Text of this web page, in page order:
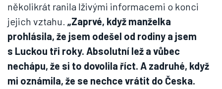
několikrát ranila lživými informacemi o konci
jejich vztahu. „Zaprvé, když manželka
prohlásila, že jsem odešel od rodiny a jsem
s Luckou tři roky. Absolutní lež a vůbec
nechápu, že si to dovolila říct. A zadruhé, když
mi oznámila, že se nechce vrátit do Česka.